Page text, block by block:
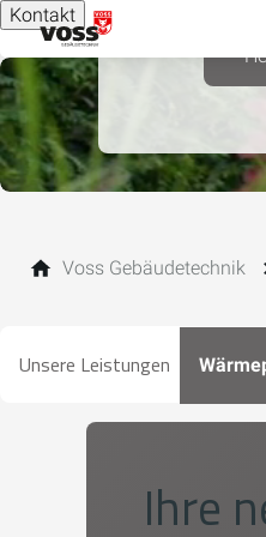
Kontakt
Voss Gebäudetechnik
Unsere Leistungen
Ihre